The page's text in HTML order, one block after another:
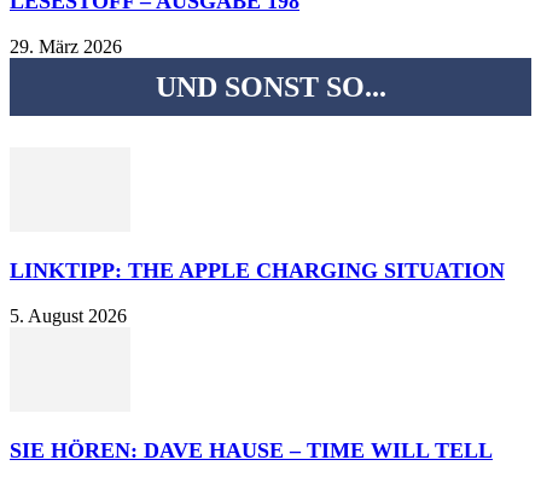
29. März 2026
UND SONST SO...
LINKTIPP: THE APPLE CHARGING SITUATION
5. August 2026
SIE HÖREN: DAVE HAUSE – TIME WILL TELL